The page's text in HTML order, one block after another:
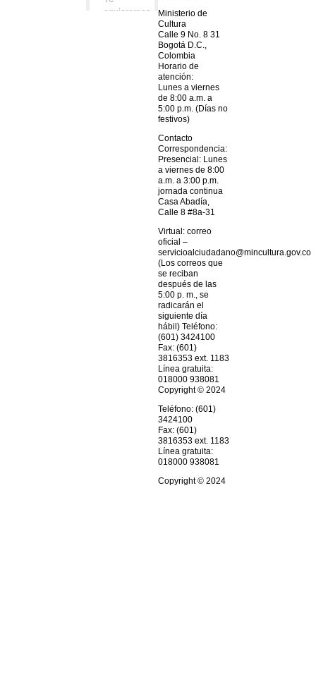
Ministerio de
Cultura
Calle 9 No. 8 31
Bogotá D.C.,
Colombia
Horario de
atención:
Lunes a viernes
de 8:00 a.m. a
5:00 p.m. (Días no
festivos)
Contacto
Correspondencia:
Presencial: Lunes
a viernes de 8:00
a.m. a 3:00 p.m.
jornada continua
Casa Abadía,
Calle 8 #8a-31
Virtual: correo
oficial –
servicioalciudadano@mincultura.gov.co
(Los correos que
se reciban
después de las
5:00 p. m., se
radicarán el
siguiente día
hábil) Teléfono:
(601) 3424100
Fax: (601)
3816353 ext. 1183
Línea gratuita:
018000 938081
Copyright © 2024
Teléfono: (601)
3424100
Fax: (601)
3816353 ext. 1183
Línea gratuita:
018000 938081
Copyright © 2024